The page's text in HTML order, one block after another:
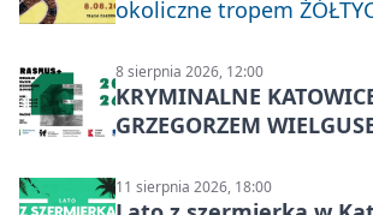
okoliczne tropem
8 sierpnia 2026, 12:00
KRYMINALNE
GRZEGORZEM
11 sierpnia 2026, 18:00